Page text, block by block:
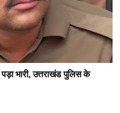
भारी, उत्तराखंड पुलिस के